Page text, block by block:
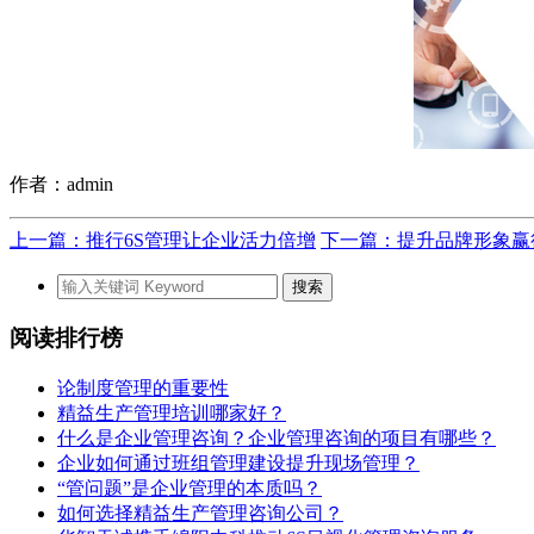
作者：admin
上一篇：推行6S管理让企业活力倍增 下一篇：提升品牌形象
阅读排行榜
论制度管理的重要性
精益生产管理培训哪家好？
什么是企业管理咨询？企业管理咨询的项目有哪些？
企业如何通过班组管理建设提升现场管理？
“管问题”是企业管理的本质吗？
如何选择精益生产管理咨询公司？